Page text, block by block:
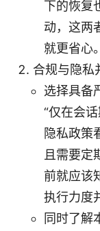
下的恢复
动，这两
就更省心。
合规与隐私
选择具备
“仅在会
隐私政策
且需要定
前就应该
执行力度
同时了解